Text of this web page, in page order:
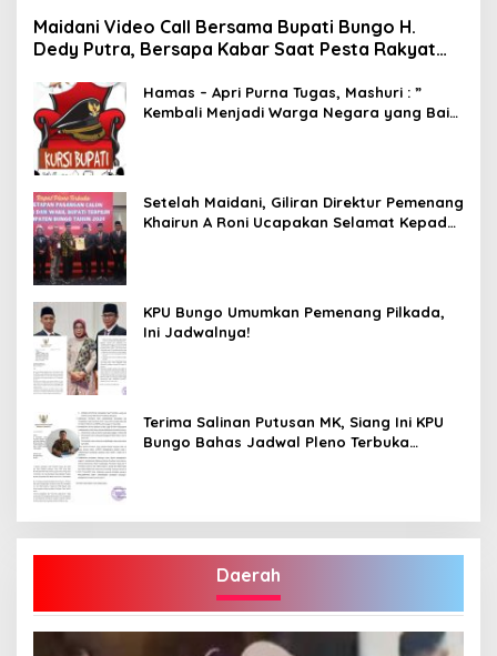
Maidani Video Call Bersama Bupati Bungo H.
Dedy Putra, Bersapa Kabar Saat Pesta Rakyat
Hamas – Apri Purna Tugas, Mashuri : ”
Kembali Menjadi Warga Negara yang Baik,
Setelah Maidani, Giliran Direktur Pemenang
Khairun A Roni Ucapakan Selamat Kepada
KPU Bungo Umumkan Pemenang Pilkada,
Ini Jadwalnya!
Terima Salinan Putusan MK, Siang Ini KPU
Bungo Bahas Jadwal Pleno Terbuka
Daerah